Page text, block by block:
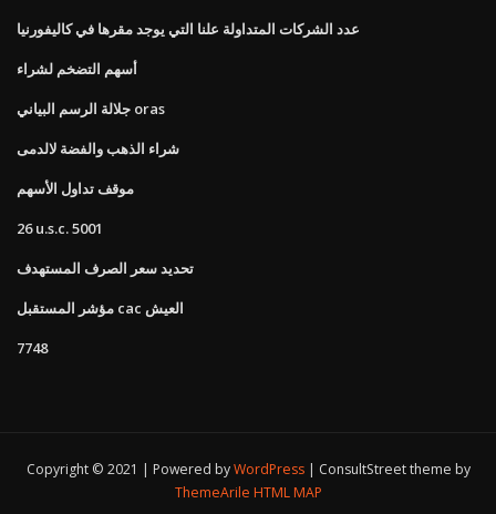
عدد الشركات المتداولة علنا ​​التي يوجد مقرها في كاليفورنيا
أسهم التضخم لشراء
جلالة الرسم البياني oras
شراء الذهب والفضة لالدمى
موقف تداول الأسهم
26 u.s.c. 5001
تحديد سعر الصرف المستهدف
مؤشر المستقبل cac العيش
7748
Copyright © 2021 | Powered byWordPress
ConsultStreet theme by
ThemeArile HTML MAP